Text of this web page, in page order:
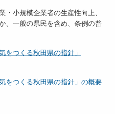
小規模企業者の生産性向上、
、一般の県民を含め、条例の普
をつくる秋田県の指針」
をつくる秋田県の指針」の概要